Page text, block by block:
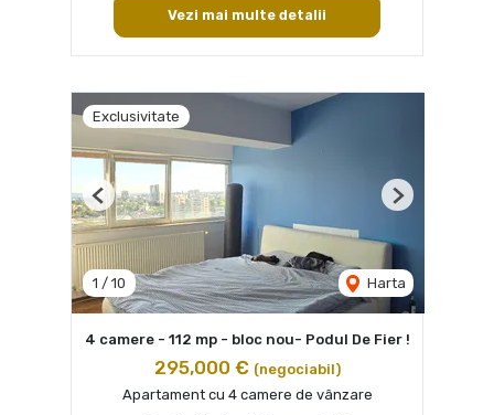
Vezi mai multe detalii
Exclusivitate
1 / 10 Harta
Previous Next
4 camere - 112 mp - bloc nou- Podul De Fier !
295,000 € (negociabil)
Apartament cu 4 camere de vânzare